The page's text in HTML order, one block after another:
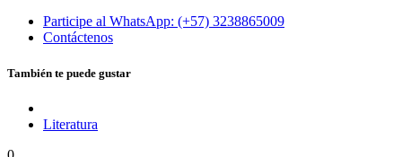
Participe al WhatsApp: (+57) 3238865009
Contáctenos
También te puede gustar
Literatura